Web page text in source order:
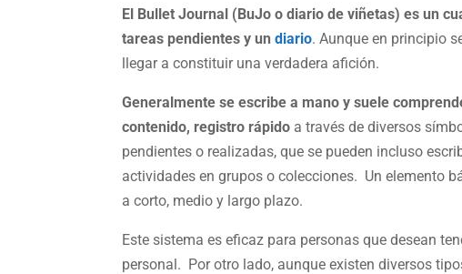
El Bullet Journal (BuJo o diario de viñetas) es un
tareas pendientes y undiario. Aunque en principio
llegar a constituir una verdadera afición.
Generalmente se escribe a mano y suele
contenido, registro rápido a través de diversos
pendientes o realizadas, que se pueden incluso
actividades en grupos o colecciones. Un elemento
a corto, medio y largo plazo.
Este sistema es eficaz para personas que desean
personal. Por otro lado, aunque existen diversos